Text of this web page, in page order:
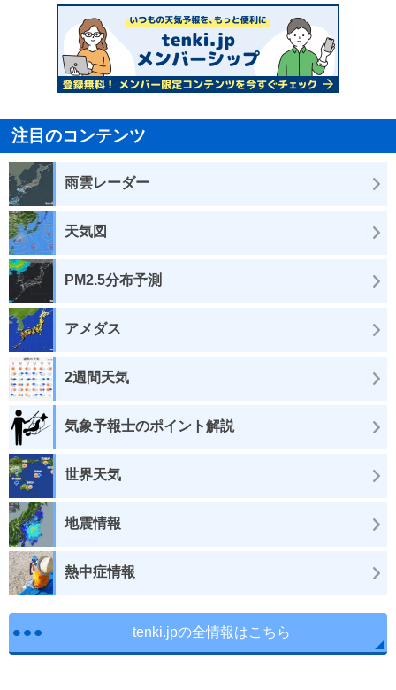
注目のコンテンツ
雨雲レーダー
天気図
PM2.5分布予測
アメダス
2週間天気
気象予報士のポイント解説
世界天気
地震情報
熱中症情報
tenki.jpの全情報はこちら